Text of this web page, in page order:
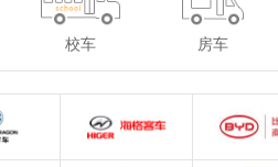
校车 房车